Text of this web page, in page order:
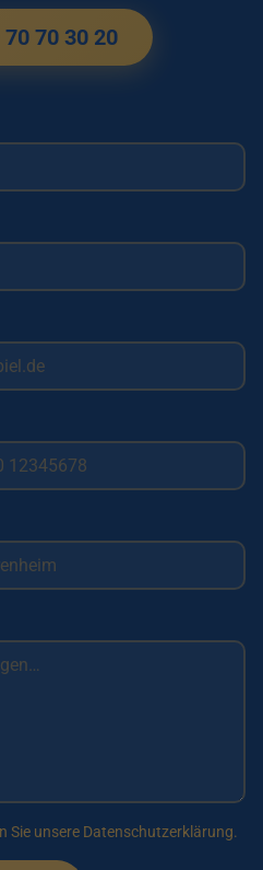
70 70 30 20
Sie unsere Datenschutzerklärung.